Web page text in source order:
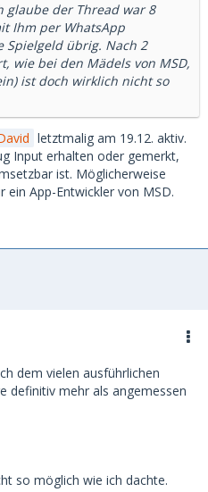
glaube der Thread war 8
Ihm per WhatsApp
Spielgeld übrig. Nach 2
wie bei den Mädels von MSD,
ist doch wirklich nicht so
letztmalig am 19.12. aktiv.
Input erhalten oder gemerkt,
ist. Möglicherweise
App-Entwickler von MSD.
dem vielen ausführlichen
definitiv mehr als angemessen
so möglich wie ich dachte.